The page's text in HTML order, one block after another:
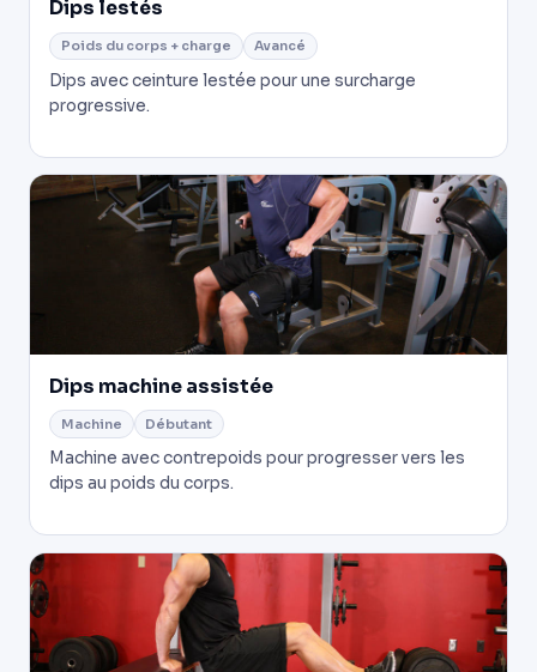
Dips lestés
Poids du corps + charge Avancé
Dips avec ceinture lestée pour une surcharge
progressive.
Dips machine assistée
Machine Débutant
Machine avec contrepoids pour progresser vers les
dips au poids du corps.